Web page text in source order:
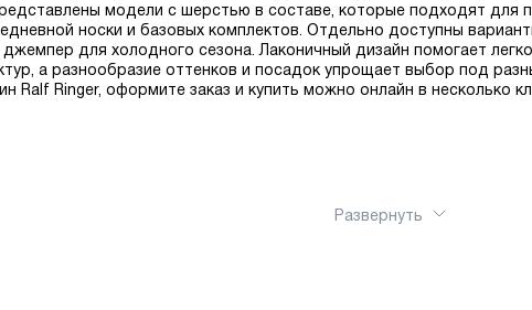
модели с шерстью в составе, которые подходят
носки и базовых комплектов. Отдельно доступны
для холодного сезона. Лаконичный дизайн помогает
а разнообразие оттенков и посадок упрощает выбор под
Ralf Ringer, оформите заказ и купить можно онлайн в несколько
Развернуть